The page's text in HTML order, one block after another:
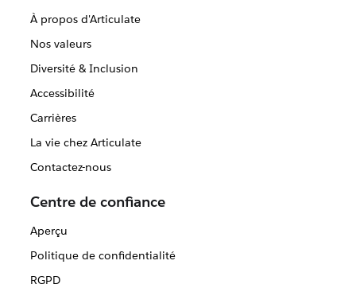
À propos d'Articulate
Nos valeurs
Diversité & Inclusion
Accessibilité
Carrières
La vie chez Articulate
Contactez-nous
Centre de confiance
Aperçu
Politique de confidentialité
RGPD